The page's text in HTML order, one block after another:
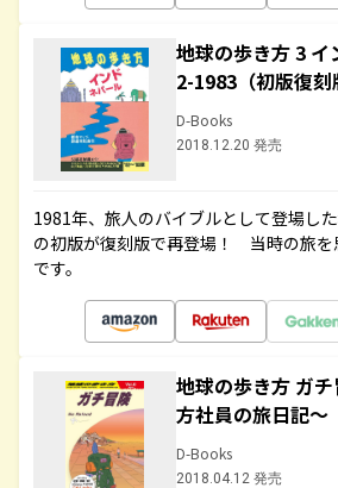
地球の歩き方 3
2-1983（初版復刻
D-Books
2018.12.20 発売
1981年、旅人のバイブルとして登場し
の初版が復刻版で再登場！ 当時の旅を
です。
地球の歩き方 ガ
方社員の旅日記～
D-Books
2018.04.12 発売